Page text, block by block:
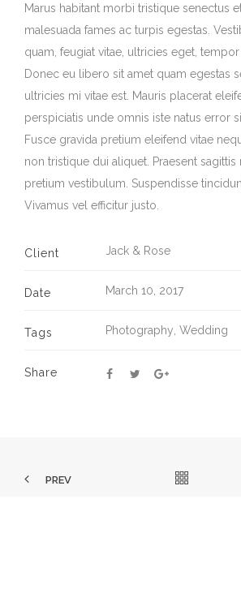
Marus habitant morbi tristique senectus
malesuada fames ac turpis egestas.
quam, feugiat vitae, ultricies eget, tempor
Donec eu libero sit amet quam egestas
ultricies mi vitae est. Mauris placerat
perspiciatis unde omnis iste natus error
Fusce gravida pretium eleifend vitae
non tristique dui aliquet. Praesent sagittis
pretium vestibulum. Suspendisse
Vivamus vel efficitur justo.
Client Jack & Rose
Date March 10, 2017
Tags Photography Wedding
Share
PREV